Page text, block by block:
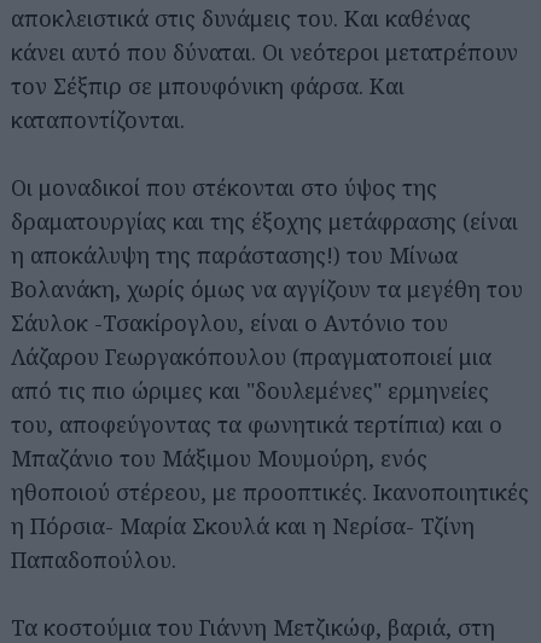
αποκλειστικά στις δυνάμεις του. Και καθένας
κάνει αυτό που δύναται. Οι νεότεροι μετατρέπουν
τον Σέξπιρ σε μπουφόνικη φάρσα. Και
καταποντίζονται.
Οι μοναδικοί που στέκονται στο ύψος της
δραματουργίας και της έξοχης μετάφρασης (είναι
η αποκάλυψη της παράστασης!) του Μίνωα
Βολανάκη, χωρίς όμως να αγγίζουν τα μεγέθη του
Σάυλοκ -Τσακίρογλου, είναι ο Αντόνιο του
Λάζαρου Γεωργακόπουλου (πραγματοποιεί μια
από τις πιο ώριμες και "δουλεμένες" ερμηνείες
του, αποφεύγοντας τα φωνητικά τερτίπια) και ο
Μπαζάνιο του Μάξιμου Μουμούρη, ενός
ηθοποιού στέρεου, με προοπτικές. Ικανοποιητικές
η Πόρσια- Μαρία Σκουλά και η Νερίσα- Τζίνη
Παπαδοπούλου.
Τα κοστούμια του Γιάννη Μετζικώφ, βαριά, στη